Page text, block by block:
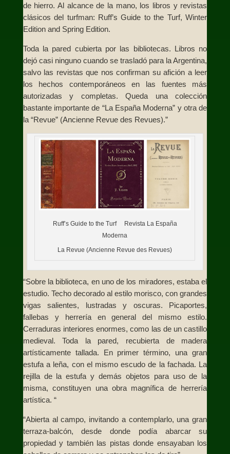
de hierro. Al alcance de la mano, los libros y revistas
clásicos del turfman: Ruff’s Guide to the Turf, Winter
Edition and Spring Edition.
Toda la pared cubierta por las bibliotecas. Libros no
dejó casi ninguno cuando se trasladó para la Argentina,
salvo las revistas que nos confirman su afición a leer
los hechos contemporáneos en las fuentes más
autorizadas y completas. Queda una colección
bastante importante de “La España Moderna” y otra de
la “Revue” (Ancienne Revue des Revues).”
Ruff’s Guide to the Turf Revista La España
Moderna
La Revue (Ancienne Revue des Revues)
“Sobre la biblioteca, en uno de los miradores, estaba el
estudio. Techo decorado al estilo morisco, con grandes
vigas salientes, lustradas y oscuras. Picaportes,
fallebas y herrería en general del mismo estilo.
Cerraduras interiores enormes, como las de un castillo
medieval. Toda la pared, recubierta de madera
artísticamente tallada. En primer término, una gran
estufa a leña, con el mismo escudo de la fachada. La
rejilla de la estufa y demás objetos para uso de la
misma, constituyen una obra magnífica de herrería
artística. “
“Abierta al campo, invitando a contemplarlo, una gran
terraza-balcón, desde donde podía abarcar su
propiedad y también las pistas donde ensayaban los